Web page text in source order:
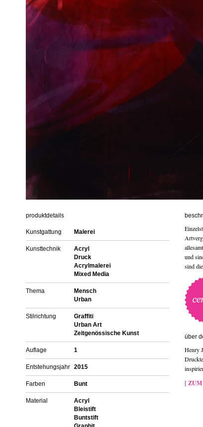
produktdetails
Kunstgattung Malerei
Kunsttechnik
Acryl
Druck
Acrylmalerei
Mixed Media
Thema
Mensch
Urban
Stilrichtung
Graffiti
Urban Art
Zeitgenössische Kunst
Auflage 1
Entstehungsjahr 2015
Farben Bunt
Material
Acryl
Bleistift
Buntstift
und
sind
über
Henry
[ ZUM